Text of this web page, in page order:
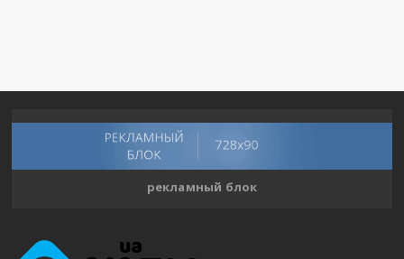
рекламный блок